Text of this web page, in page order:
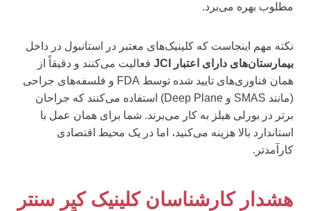
مطلوب بهره می‌برد.
نکته مهم اینجاست که کلینیک‌های معتبر در استانبول در داخل
بیمارستان‌های دارای اعتبار JCI
فعالیت می‌کنند و دقیقاً از
همان فناوری‌های تایید شده توسط FDA و فلسفه‌های جراحی
(مانند SMAS و Deep Plane) استفاده می‌کنند که جراحان
برتر در بورلی هیلز به کار می‌برند. شما برای همان عمل با
استاندارد بالا هزینه می‌کنید، اما در یک محیط اقتصادی
کارآمدتر.
هشدار کارشناسان کلینیک کیِر سنتر